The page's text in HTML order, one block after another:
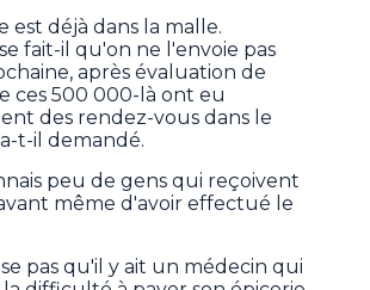
est déjà dans la malle.
fait-il qu'on ne l'envoie pas
après évaluation de
ces 500 000-là ont eu
des rendez-vous dans le
t-il demandé.
peu de gens qui reçoivent
même d'avoir effectué le
pas qu'il y ait un médecin qui